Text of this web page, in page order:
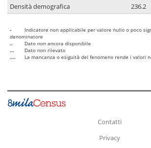
Densità demografica 236.2
-
Indicatore non applicabile per valore nullo o poco
denominatore
..
Dato non ancora disponibile
...
Dato non rilevato
....
La mancanza o esiguità del fenomeno rende i valori
Contatti
Privacy